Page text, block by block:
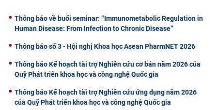
Thông báo về buổi seminar: “Immunometabolic Regulation in
Human Disease: From Infection to Chronic Disease”
Thông báo số 3 - Hội nghị Khoa học Asean PharmNET 2026
Thông báo Kế hoạch tài trợ Nghiên cứu cơ bản năm 2026 của
Quỹ Phát triển khoa học và công nghệ Quốc gia
Thông báo Kế hoạch tài trợ Nghiên cứu ứng dụng năm 2026
của Quỹ Phát triển khoa học và công nghệ Quốc gia